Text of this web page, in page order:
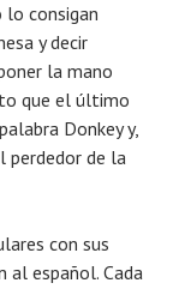
lo consigan
y decir
la mano
que el último
Donkey y,
perdedor de la
con sus
al español. Cada